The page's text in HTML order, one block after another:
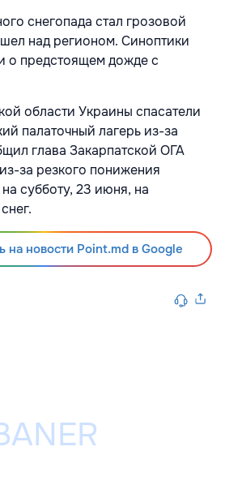
снегопада стал грозовой
над регионом. Синоптики
о предстоящем дожде с
области Украины спасатели
палаточный лагерь из-за
глава Закарпатской ОГА
за резкого понижения
субботу, 23 июня, на
на новости Point.md в Google